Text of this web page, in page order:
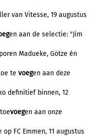
van Vitesse, 19 augustus
en aan de selectie: "Jim
Madueke, Götze én
te voegen aan deze
definitief binnen, 12
voegen aan onze
FC Emmen, 11 augustus